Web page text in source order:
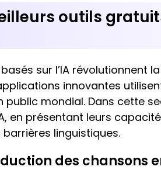
outils
basés sur l’IA révolutionnent
innovantes
public mondial. Dans cette
en présentant leurs
linguistiques.
des chansons